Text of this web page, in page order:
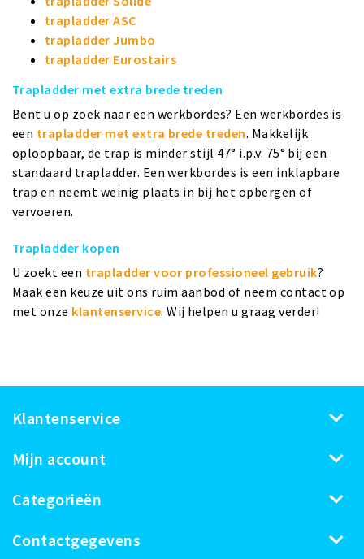
trapladder ASC
trapladder Jumbo
trapladder Eurostairs
Trapladder met extra brede treden
Bent u op zoek naar een werkbordes? Een werkbordes is
een trapladder met extra brede treden. Makkelijk
oploopbaar, de trap is minder stijl 47° i.p.v. 75° bij een
standaard trapladder. Een werkbordes is een inklapbare
trap en neemt weinig plaats in bij het opbergen of
vervoeren.
Trapladder kopen
U zoekt een trapladder voor professioneel gebruik?
Maak een keuze uit ons ruim aanbod of neem contact op
met onze klantenservice. Wij helpen u graag verder!
Klantenservice
Mijn account
Categorieën
Contactgegevens